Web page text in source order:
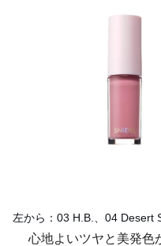
左から：03 H.B.、04 Desert
心地よいツヤと美発色